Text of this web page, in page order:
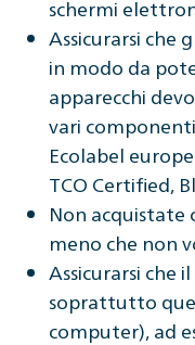
schermi
Assicurarsi che
in modo da
apparecchi
vari
Ecolabel
TCO Certified,
Non
meno che non
Assicurarsi che
soprattutto
computer), ad